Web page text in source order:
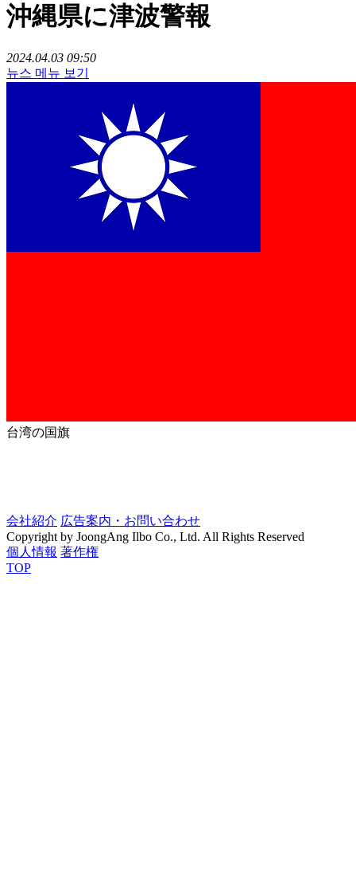
沖縄県に津波警報
2024.04.03 09:50
뉴스 메뉴 보기
台湾の国旗
会社紹介 広告案内・お問い合わせ
Copyright by JoongAng Ilbo Co., Ltd. All Rights Reserved
個人情報 著作権
TOP